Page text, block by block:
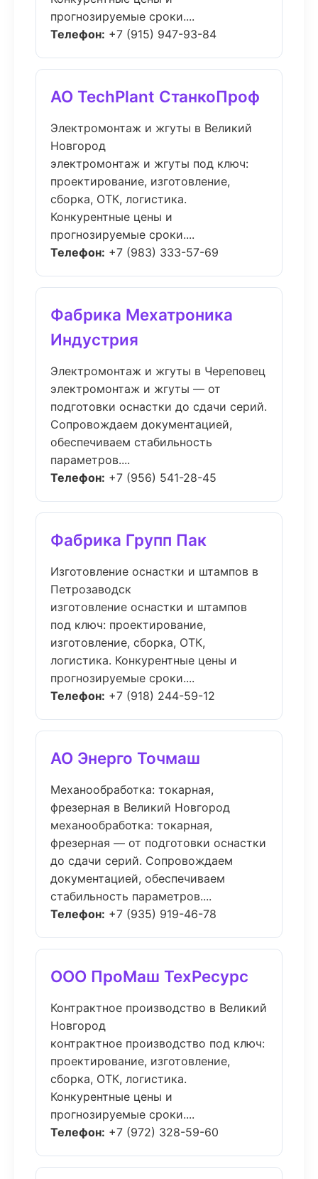
прогнозируемые сроки....
Телефон: +7 (915) 947-93-84
АО TechPlant СтанкоПроф
Электромонтаж и жгуты в Великий
Новгород
электромонтаж и жгуты под ключ:
проектирование, изготовление,
сборка, ОТК, логистика.
Конкурентные цены и
прогнозируемые сроки....
Телефон: +7 (983) 333-57-69
Фабрика Мехатроника
Индустрия
Электромонтаж и жгуты в Череповец
электромонтаж и жгуты — от
подготовки оснастки до сдачи серий.
Сопровождаем документацией,
обеспечиваем стабильность
параметров....
Телефон: +7 (956) 541-28-45
Фабрика Групп Пак
Изготовление оснастки и штампов в
Петрозаводск
изготовление оснастки и штампов
под ключ: проектирование,
изготовление, сборка, ОТК,
логистика. Конкурентные цены и
прогнозируемые сроки....
Телефон: +7 (918) 244-59-12
АО Энерго Точмаш
Механообработка: токарная,
фрезерная в Великий Новгород
механообработка: токарная,
фрезерная — от подготовки оснастки
до сдачи серий. Сопровождаем
документацией, обеспечиваем
стабильность параметров....
Телефон: +7 (935) 919-46-78
ООО ПроМаш ТехРесурс
Контрактное производство в Великий
Новгород
контрактное производство под ключ:
проектирование, изготовление,
сборка, ОТК, логистика.
Конкурентные цены и
прогнозируемые сроки....
Телефон: +7 (972) 328-59-60